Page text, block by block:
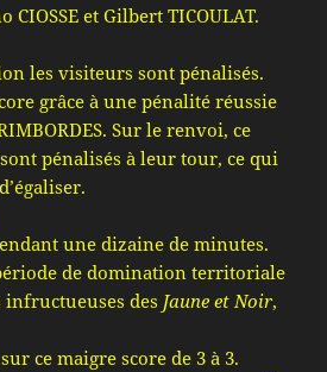
CIOSSE et Gilbert TICOULAT.
les visiteurs sont pénalisés.
grâce à une pénalité réussie
Sur le renvoi, ce
pénalisés à leur tour, ce qui
une dizaine de minutes.
de domination territoriale
des Jaune et Noir,
ce maigre score de 3 à 3.